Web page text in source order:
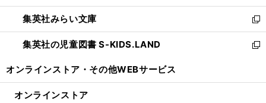
開
く
ウ
で
開
く
ン
ド
ウ
で
ウ
ィ
ン
ド
開
集英社みらい文庫
新
し
い
ン
集英社の児童図書 S-KIDS.LAND
新
ウ
オンラインストア・ その他WEBサービス
オンラインストア